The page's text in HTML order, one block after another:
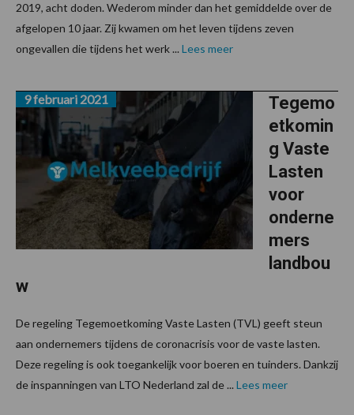
2019, acht doden. Wederom minder dan het gemiddelde over de
afgelopen 10 jaar. Zij kwamen om het leven tijdens zeven
ongevallen die tijdens het werk ... Lees meer
Tegemo
etkomin
g Vaste
Lasten
voor
onderne
mers
landbou
w
9 februari 2021
De regeling Tegemoetkoming Vaste Lasten (TVL) geeft steun
aan ondernemers tijdens de coronacrisis voor de vaste lasten.
Deze regeling is ook toegankelijk voor boeren en tuinders. Dankzij
de inspanningen van LTO Nederland zal de ... Lees meer